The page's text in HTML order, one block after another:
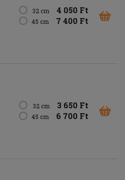
32 cm 4 050 Ft
45 cm 7 400 Ft
32 cm 3 650 Ft
45 cm 6 700 Ft